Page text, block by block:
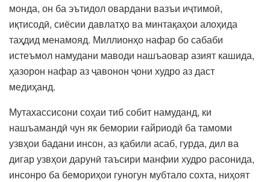
монда, он ба эътидол овардани вазъи иҷтимоӣ,
иқтисодӣ, сиёсии давлатҳо ва минтақаҳои алоҳида
таҳдид менамояд. Миллионҳо нафар бо сабаби
истеъмол намудани маводи нашъаовар азият кашида,
ҳазорон нафар аз ҷавонон ҷони худро аз даст
медиҳанд.
Мутахассисони соҳаи тиб собит намуданд, ки
нашъамандӣ чун як бемории ғайриодӣ ба тамоми
узвҳои бадани инсон, аз қабили асаб, гурда, дил ва
дигар узвҳои дарунӣ таъсири манфии худро расонида,
инсонро ба бемориҳои гуногун мубтало сохта, ниҳоят